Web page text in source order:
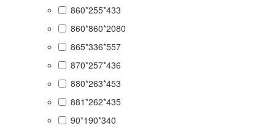
860*255*433
860*860*2080
865*336*557
870*257*436
880*263*453
881*262*435
90*190*340